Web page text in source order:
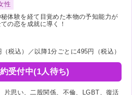
性
秘体験を経て目覚めた本物の予知能力が
の恋を成就に導く！
税込）／以降1分ごとに495円（税込）
受付中(1人待ち)
片思い、二股関係、不倫、LGBT、復活